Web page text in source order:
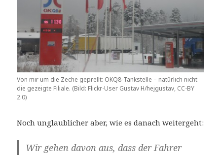
Von mir um die Zeche geprellt: OKQ8-Tankstelle – natürlich nicht
die gezeigte Filiale. (Bild: Flickr-User Gustav H/hejgustav, CC-BY
2.0)
Noch unglaublicher aber, wie es danach weitergeht:
Wir gehen davon aus, dass der Fahrer